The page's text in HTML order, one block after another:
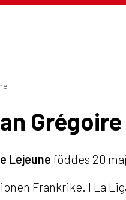
Lejeune föddes 20
Frankrike. I La